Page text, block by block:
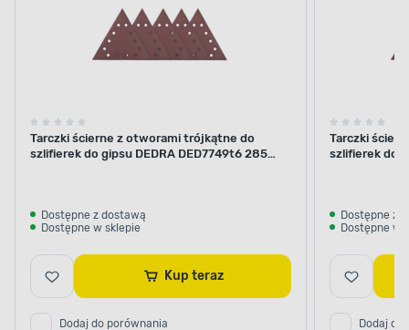
Tarczki ścierne z otworami trójkątne do
szlifierek do gipsu DEDRA DED7749t6 285
Dostępne z dostawą
Dostępne w sklepie
Kup teraz
Dodaj do porównania
Tarczki
szlifierek do
Dostępne z
Dostępne w
Dodaj do